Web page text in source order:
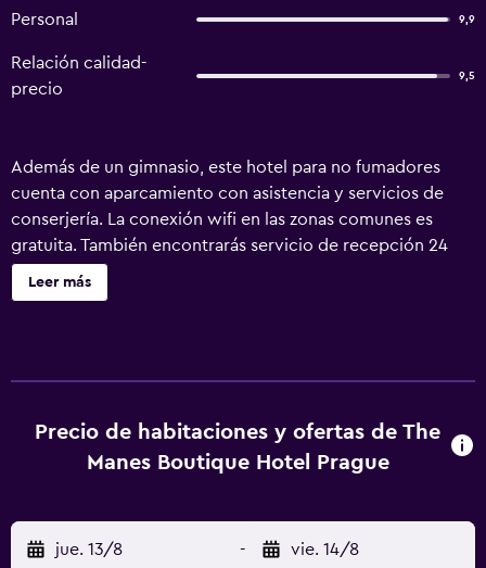
Personal 9,9
Relación calidad-
precio
9,5
Además de un gimnasio, este hotel para no fumadores
cuenta con aparcamiento con asistencia y servicios de
conserjería. La conexión wifi en las zonas comunes es
gratuita. También encontrarás servicio de recepción 24
horas, asistencia turística y para la compra de entradas y
una caja fuerte en la recepción. THE MANES Boutique
de higiene personal gratuitos y secador de pelo. Este
hotel en Praga ofrece acceso a Internet wifi gratis con una
incluyen escritorio y sillas de oficina. Las habitaciones
también incluyen cafetera y tetera y cortinas opacas. Es
Leer más
Precio de habitaciones y ofertas de The
Manes Boutique Hotel Prague
jue. 13/8 - vie. 14/8